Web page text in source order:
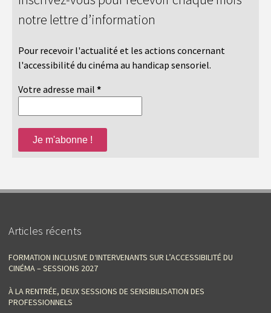
notre lettre d’information
Pour recevoir l'actualité et les actions concernant
l'accessibilité du cinéma au handicap sensoriel.
Votre adresse mail *
Articles récents
FORMATION INCLUSIVE D‘INTERVENANTS SUR L’ACCESSIBILITÉ DU
CINÉMA – SESSIONS 2027
À LA RENTRÉE, DEUX SESSIONS DE SENSIBILISATION DES
PROFESSIONNELS